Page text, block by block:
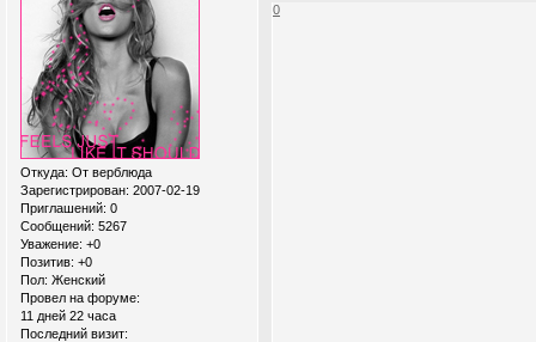
Откуда: От верблюда
Зарегистрирован: 2007-02-19
Приглашений: 0
Сообщений: 5267
Уважение: +0
Позитив: +0
Пол: Женский
Провел на форуме:
11 дней 22 часа
Последний визит:
0